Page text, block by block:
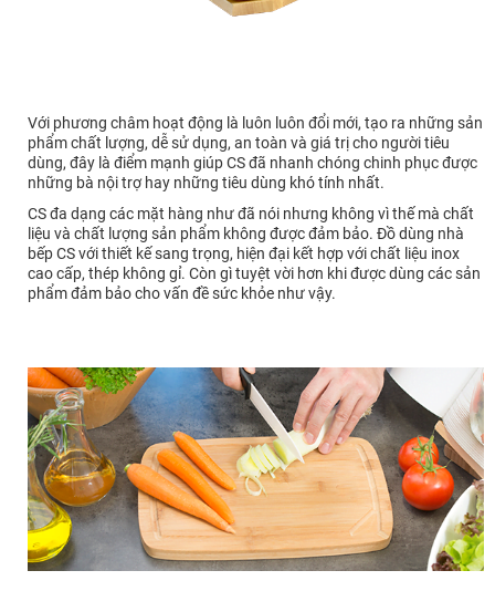
Với phương châm hoạt động là luôn luôn đổi mới, tạo ra những sản
phẩm chất lượng, dễ sử dụng, an toàn và giá trị cho người tiêu
dùng, đây là điểm mạnh giúp CS đã nhanh chóng chinh phục được
những bà nội trợ hay những tiêu dùng khó tính nhất.
CS đa dạng các mặt hàng như đã nói nhưng không vì thế mà chất
liệu và chất lượng sản phẩm không được đảm bảo. Đồ dùng nhà
bếp CS với thiết kế sang trọng, hiện đại kết hợp với chất liệu inox
cao cấp, thép không gỉ. Còn gì tuyệt vời hơn khi được dùng các sản
phẩm đảm bảo cho vấn đề sức khỏe như vậy.